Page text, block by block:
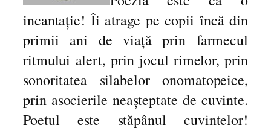
r
l
i
.
V
e
r
s
incantație! Îi atrage pe copii încă din
primii ani de viață prin farmecul
ritmului alert, prin jocul rimelor, prin
sonoritatea silabelor onomatopeice,
prin asocierile neașteptate de cuvinte.
Poetul este stăpânul cuvintelor!